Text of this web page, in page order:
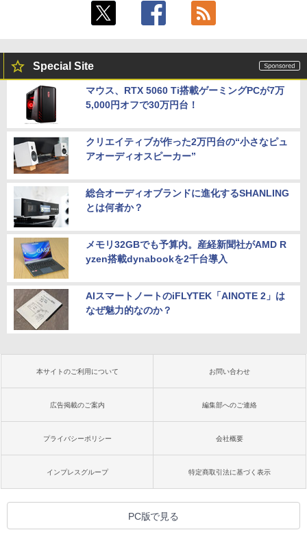
Special Site
マウス、RTX 5060 Ti搭載ゲーミングPCが7万
5,000円オフで30万円台！
クリエイティブが作った2万円台の“小さなピュ
アオーディオスピーカー”
総合オーディオブランドに進化するSHANLING
とは何者か？
メモリ32GBでも予算内。産経新聞社がAMD R
yzen搭載dynabookを2千台導入
AIスマートノートのiFLYTEK「AINOTE 2」は
なぜ魅力的なのか？
本サイトのご利用について お問い合わせ
広告掲載のご案内 編集部へのご連絡
プライバシーポリシー 会社概要
インプレスグループ 特定商取引法に基づく表示
PC版で見る